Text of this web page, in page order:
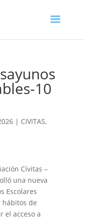
10
| CIVITAS,
Cívitas –
una nueva
Escolares
hábitos de
el acceso a